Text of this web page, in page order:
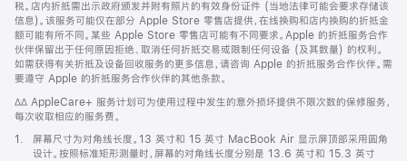
税。店内折抵需出示政府颁发并附有照片的有效身份证件 (当地法律可能会要求存储该
信息)。该服务可能仅在部分 Apple Store 零售店提供，在线换购和店内换购的折抵金
额可能有所不同。某些 Apple Store 零售店可能有不同要求。Apple 的折抵服务合作
伙伴保留出于任何原因拒绝、取消任何折抵交易或限制任何设备 (及其数量) 的权利。
如需获得有关折抵及设备回收服务的更多信息，请咨询 Apple 的折抵服务合作伙伴。需
要遵守 Apple 的折抵服务合作伙伴的其他条款。
脚
注
∆∆ AppleCare+ 服务计划可为使用过程中发生的意外损坏提供不限次数的保修服务，
每次收取相应的服务费。
脚
1.
屏幕尺寸为对角线长度。13 英寸和 15 英寸 MacBook Air 显示屏顶部采用圆角
设计。按照标准矩形测量时，屏幕的对角线长度分别是 13.6 英寸和 15.3 英寸